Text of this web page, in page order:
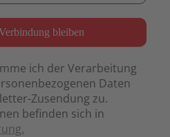
ich der Verarbeitung
Daten
Zusendung zu.
befinden sich in